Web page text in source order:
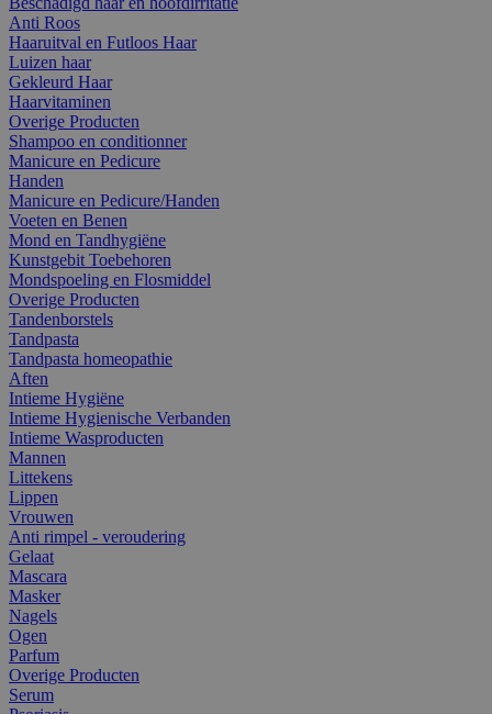
Anti Roos
Haaruitval en Futloos Haar
Luizen haar
Gekleurd Haar
Haarvitaminen
Overige Producten
Shampoo en conditionner
Manicure en Pedicure
Handen
Manicure en Pedicure/Handen
Voeten en Benen
Mond en Tandhygiëne
Kunstgebit Toebehoren
Mondspoeling en Flosmiddel
Overige Producten
Tandenborstels
Tandpasta
Tandpasta homeopathie
Aften
Intieme Hygiëne
Intieme Hygienische Verbanden
Intieme Wasproducten
Mannen
Littekens
Lippen
Vrouwen
Anti rimpel - veroudering
Gelaat
Mascara
Masker
Nagels
Ogen
Parfum
Overige Producten
Serum